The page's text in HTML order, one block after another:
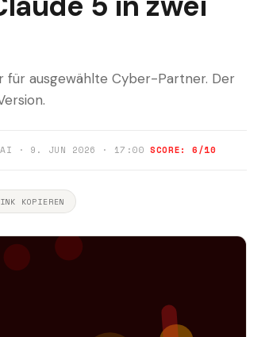
für ausgewählte Cyber-Partner. Der
AI · 9. JUN 2026 · 17:00 SCORE: 6/10
KOPIEREN